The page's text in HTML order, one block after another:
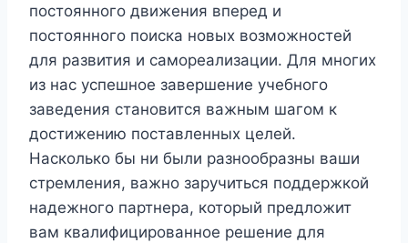
постоянного движения вперед и
постоянного поиска новых возможностей
для развития и самореализации. Для многих
из нас успешное завершение учебного
заведения становится важным шагом к
достижению поставленных целей.
Насколько бы ни были разнообразны ваши
стремления, важно заручиться поддержкой
надежного партнера, который предложит
вам квалифицированное решение для